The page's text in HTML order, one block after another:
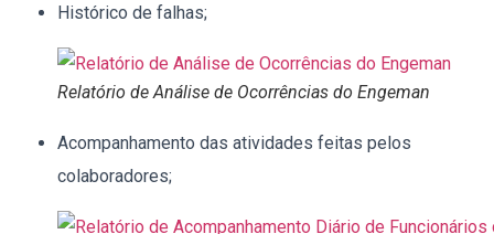
Histórico de falhas;
Relatório de Análise de Ocorrências do Engeman
Acompanhamento das atividades feitas pelos
colaboradores;